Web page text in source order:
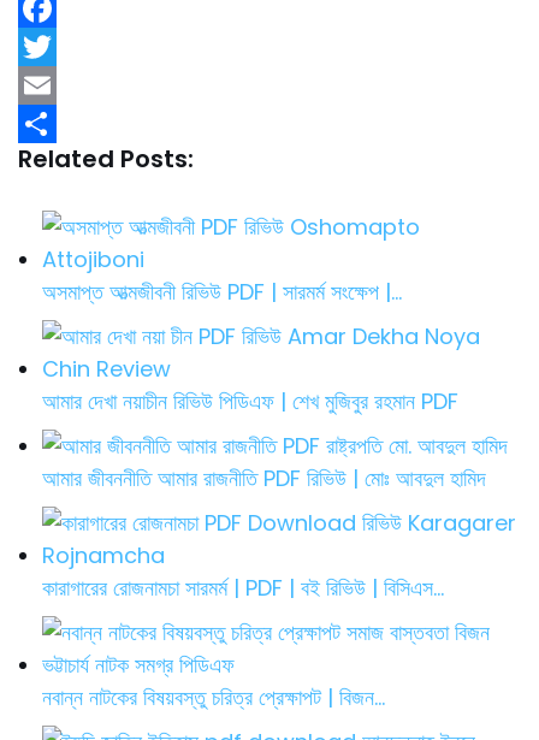
F
a
c
e
T
w
i
E
m
S
Related Posts:
অসমাপ্ত আত্মজীবনী রিভিউ PDF | সারমর্ম সংক্ষেপ |…
আমার দেখা নয়াচীন রিভিউ পিডিএফ | শেখ মুজিবুর রহমান PDF
আমার জীবননীতি আমার রাজনীতি PDF রিভিউ | মোঃ আবদুল হামিদ
কারাগারের রোজনামচা সারমর্ম | PDF | বই রিভিউ | বিসিএস…
নবান্ন নাটকের বিষয়বস্তু চরিত্র প্রেক্ষাপট | বিজন…